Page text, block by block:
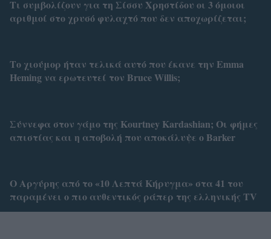
Τι συμβολίζουν για τη Σίσσυ Χρηστίδου οι 3 όμοιοι
αριθμοί στο χρυσό φυλαχτό που δεν αποχωρίζεται;
Το χιούμορ ήταν τελικά αυτό που έκανε την Emma
Heming να ερωτευτεί τον Bruce Willis;
Σύννεφα στον γάμο της Kourtney Kardashian; Οι φήμες
απιστίας και η αποβολή που αποκάλυψε ο Barker
Ο Αργύρης από το «10 Λεπτά Κήρυγμα» στα 41 του
παραμένει ο πιο αυθεντικός ράπερ της ελληνικής TV